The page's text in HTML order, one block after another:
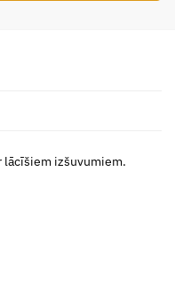
lācīšiem izšuvumiem.